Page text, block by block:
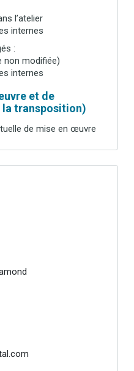
l’atelier
internes
:
non modifiée)
internes
et de
transposition)
de mise en œuvre